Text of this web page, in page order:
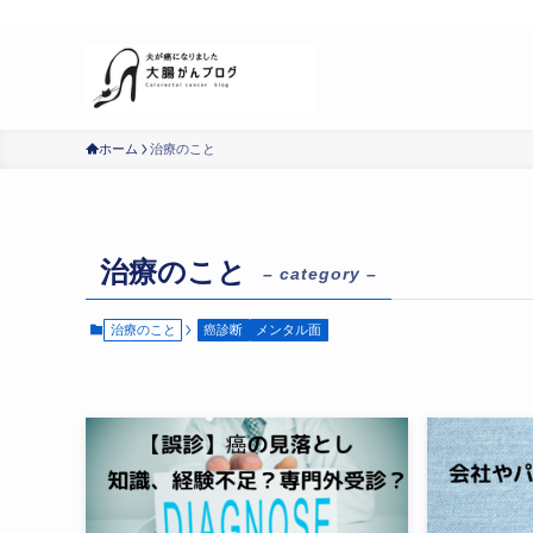
ホーム 治療のこと
治療のこと – category –
治療のこと 癌診断 メンタル面